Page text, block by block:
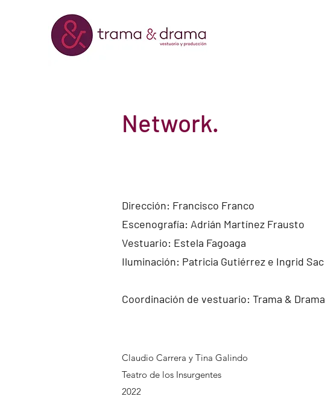
Network.
Dirección: Francisco Franco
Escenografía: Adrián Martínez Frausto
Vestuario: Estela Fagoaga
Iluminación: Patricia Gutiérrez e Ingrid Sac
Coordinación de vestuario: Trama & Drama
Claudio Carrera y Tina Galindo
Teatro de los Insurgentes
2022